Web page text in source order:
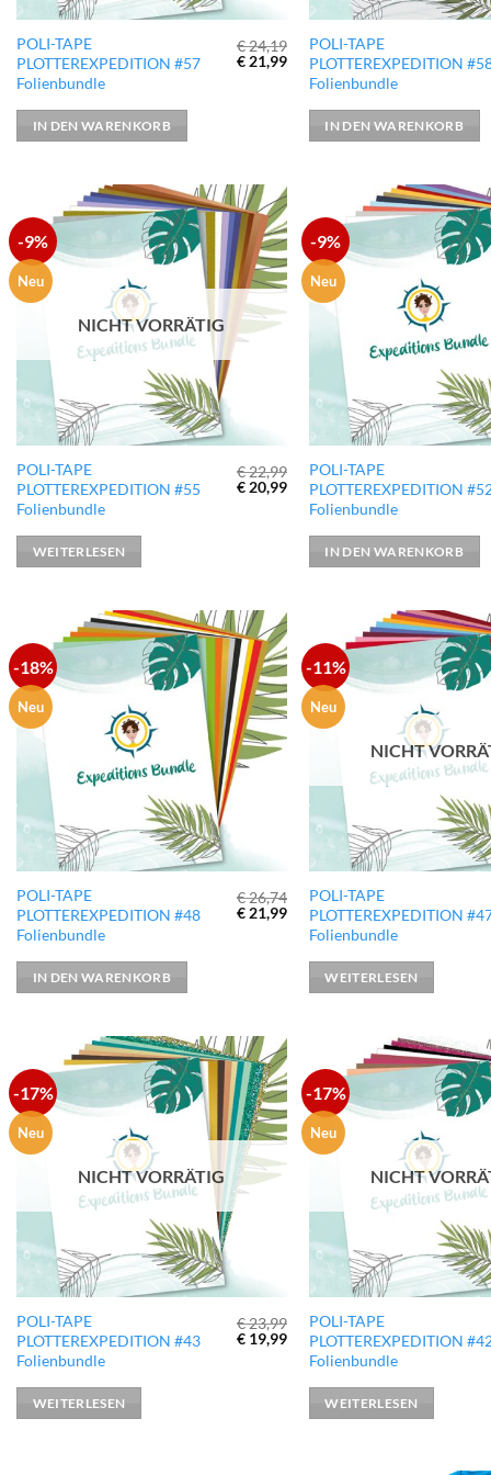
POLI-TAPE
PLOTTEREXPEDITION #57
Folienbundle
€24,19
Ursprünglicher
Preis
€ 21,99Aktueller
Preis
€ 21,99.
IN DEN WARENKORB
POLI-TAPE
PLOTTEREXPEDITION
Folienbundle
IN DEN WARENKORB
-9%
Neu
zur
Wunschliste
hinzufügen
NICHT VORRÄTIG
POLI-TAPE
PLOTTEREXPEDITION #55
Folienbundle
€22,99
Ursprünglicher
Preis
€ 20,99Aktueller
Preis
€ 20,99.
WEITERLESEN
-9%
Neu
POLI-TAPE
PLOTTEREXPEDITION
Folienbundle
IN DEN WARENKORB
-18%
Neu
zur
Wunschliste
hinzufügen
POLI-TAPE
PLOTTEREXPEDITION #48
Folienbundle
€26,74
Ursprünglicher
Preis
€ 21,99Aktueller
Preis
€ 21,99.
IN DEN WARENKORB
-11%
Neu
NICHT
POLI-TAPE
PLOTTEREXPEDITION
Folienbundle
WEITERLESEN
-17%
Neu
zur
Wunschliste
hinzufügen
NICHT VORRÄTIG
POLI-TAPE
PLOTTEREXPEDITION #43
Folienbundle
€23,99
Ursprünglicher
Preis
€ 19,99Aktueller
Preis
€ 19,99.
WEITERLESEN
-17%
Neu
NICHT
POLI-TAPE
PLOTTEREXPEDITION
Folienbundle
WEITERLESEN